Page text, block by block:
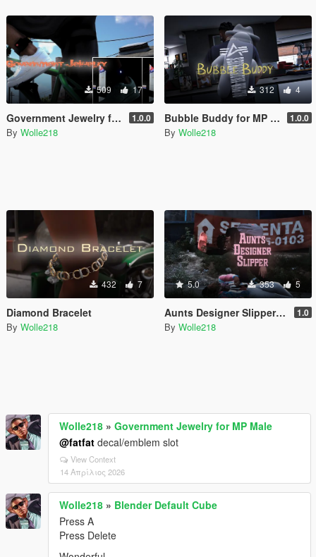
509 17
Government Jewelry for MP Male 1.0.0
By Wolle218
312 4
Bubble Buddy for MP Male 1.0.0
By Wolle218
432 7
Diamond Bracelet
By Wolle218
5.0 353 5
Aunts Designer Slipper [Addon Melee] [SP] [5M] 1.0
By Wolle218
Wolle218 » Government Jewelry for MP Male
@fatfat decal/emblem slot
View Context
14 Απρίλιος 2026
Wolle218 » Blender Default Cube
Press A
Press Delete